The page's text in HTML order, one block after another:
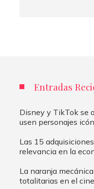
Entradas
Disney y TikTok se
usen personajes
Las 15
relevancia en la
La naranja
totalitarias en el